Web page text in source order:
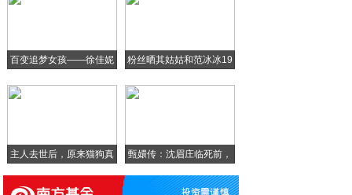
中国平安旗下vipJr携手陆金所为其会员
百变追梦女孩——徐佳妮 粉丝晒其姑姑和范冰冰19
主人去世后，原来猫狗真
甄嬛传：沈眉庄临死前，